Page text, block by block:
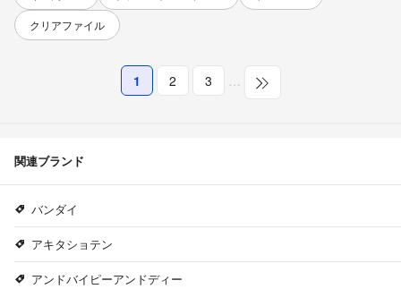
クリアファイル
1 2 3 …
関連ブランド
バンダイ
アキタショテン
アンドバイピーアンドディー